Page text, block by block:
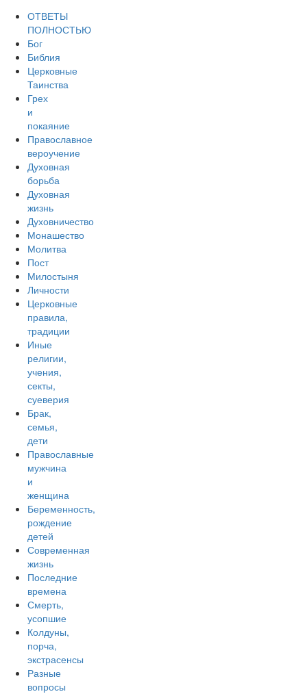
ОТВЕТЫ
ПОЛНОСТЬЮ
Бог
Библия
Церковные
Таинства
Грех
и
покаяние
Православное
вероучение
Духовная
борьба
Духовная
жизнь
Духовничество
Монашество
Молитва
Пост
Милостыня
Личности
Церковные
правила,
традиции
Иные
религии,
учения,
секты,
суеверия
Брак,
семья,
дети
Православные
мужчина
и
женщина
Беременность,
рождение
детей
Современная
жизнь
Последние
времена
Смерть,
усопшие
Колдуны,
порча,
экстрасенсы
Разные
вопросы